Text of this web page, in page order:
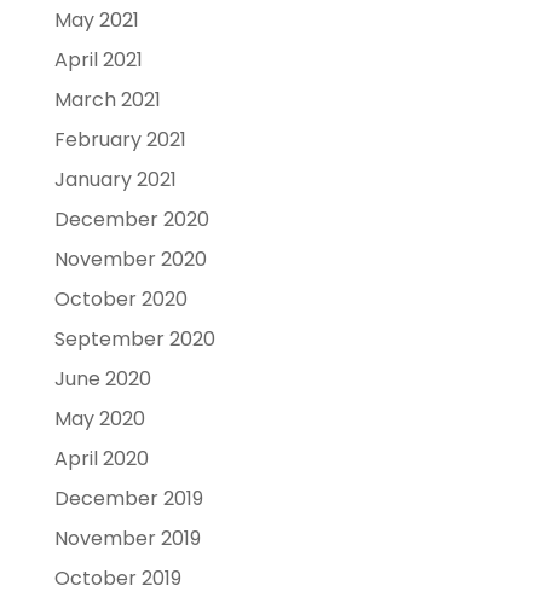
May 2021
April 2021
March 2021
February 2021
January 2021
December 2020
November 2020
October 2020
September 2020
June 2020
May 2020
April 2020
December 2019
November 2019
October 2019